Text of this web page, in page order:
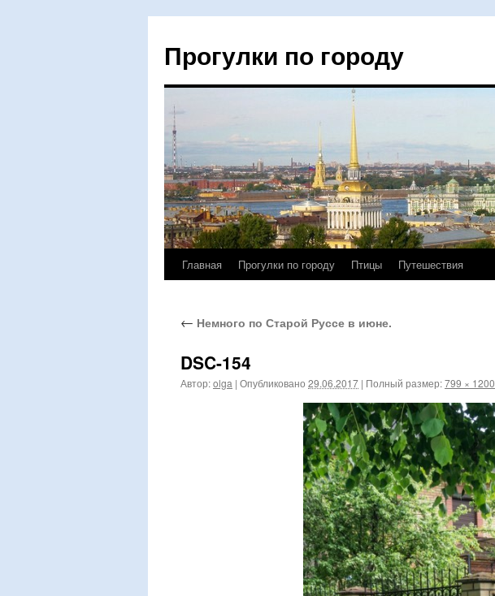
Прогулки по городу
Перейти
содержимому
Главная Прогулки по городу Птицы Путешествия
← Немного по Старой Руссе в июне.
DSC-154
Автор:olga | Опубликовано 29.06.2017 | Полный размер:799 × 1200